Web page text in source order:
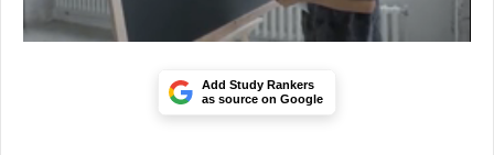
Add Study Rankers
as source on Google